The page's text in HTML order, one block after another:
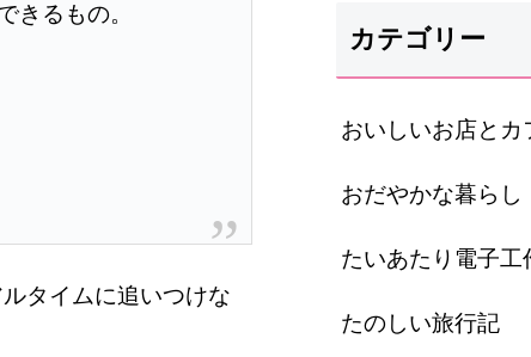
きるもの。
タイムに追いつけな
カテゴリー
おいしいお店とカ
おだやかな暮らし
たいあたり電子工
たのしい旅行記